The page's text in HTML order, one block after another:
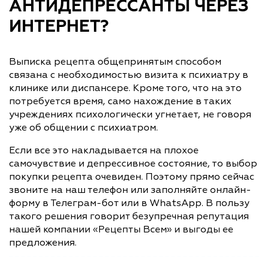
АНТИДЕПРЕССАНТЫ ЧЕРЕЗ
ИНТЕРНЕТ?
Выписка рецепта общепринятым способом
связана с необходимостью визита к психиатру в
клинике или диспансере. Кроме того, что на это
потребуется время, само нахождение в таких
учреждениях психологически угнетает, не говоря
уже об общении с психиатром.
Если все это накладывается на плохое
самочувствие и депрессивное состояние, то выбор
покупки рецепта очевиден. Поэтому прямо сейчас
звоните на наш телефон или заполняйте онлайн-
форму в Телеграм-бот или в WhatsApp. В пользу
такого решения говорит безупречная репутация
нашей компании «Рецепты Всем» и выгоды ее
предложения.